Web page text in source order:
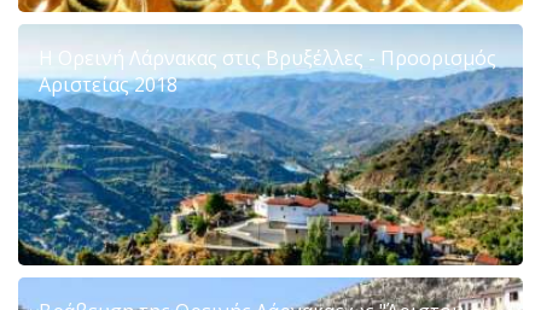
Η Ορεινή Λάρνακας στις Βρυξέλλες - Προορισμός
Αριστείας 2018